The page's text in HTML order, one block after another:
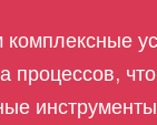
процессов,